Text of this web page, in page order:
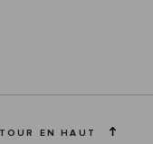
EN HAUT